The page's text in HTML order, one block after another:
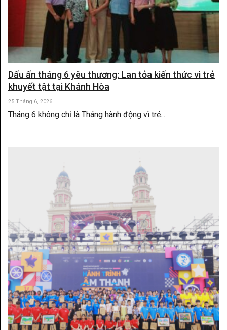
Dấu ấn tháng 6 yêu thương: Lan tỏa kiến thức vì trẻ
khuyết tật tại Khánh Hòa
25 Tháng 6, 2026
Tháng 6 không chỉ là Tháng hành động vì trẻ...